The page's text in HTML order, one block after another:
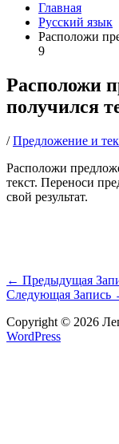
Главная
Русский язык
Расположи
9
Расположи
получился
/Предложение и
Расположи
текст. Переноси
свой результат.
← Предыдущая
Следующая Запись
Copyright © 2026
WordPress